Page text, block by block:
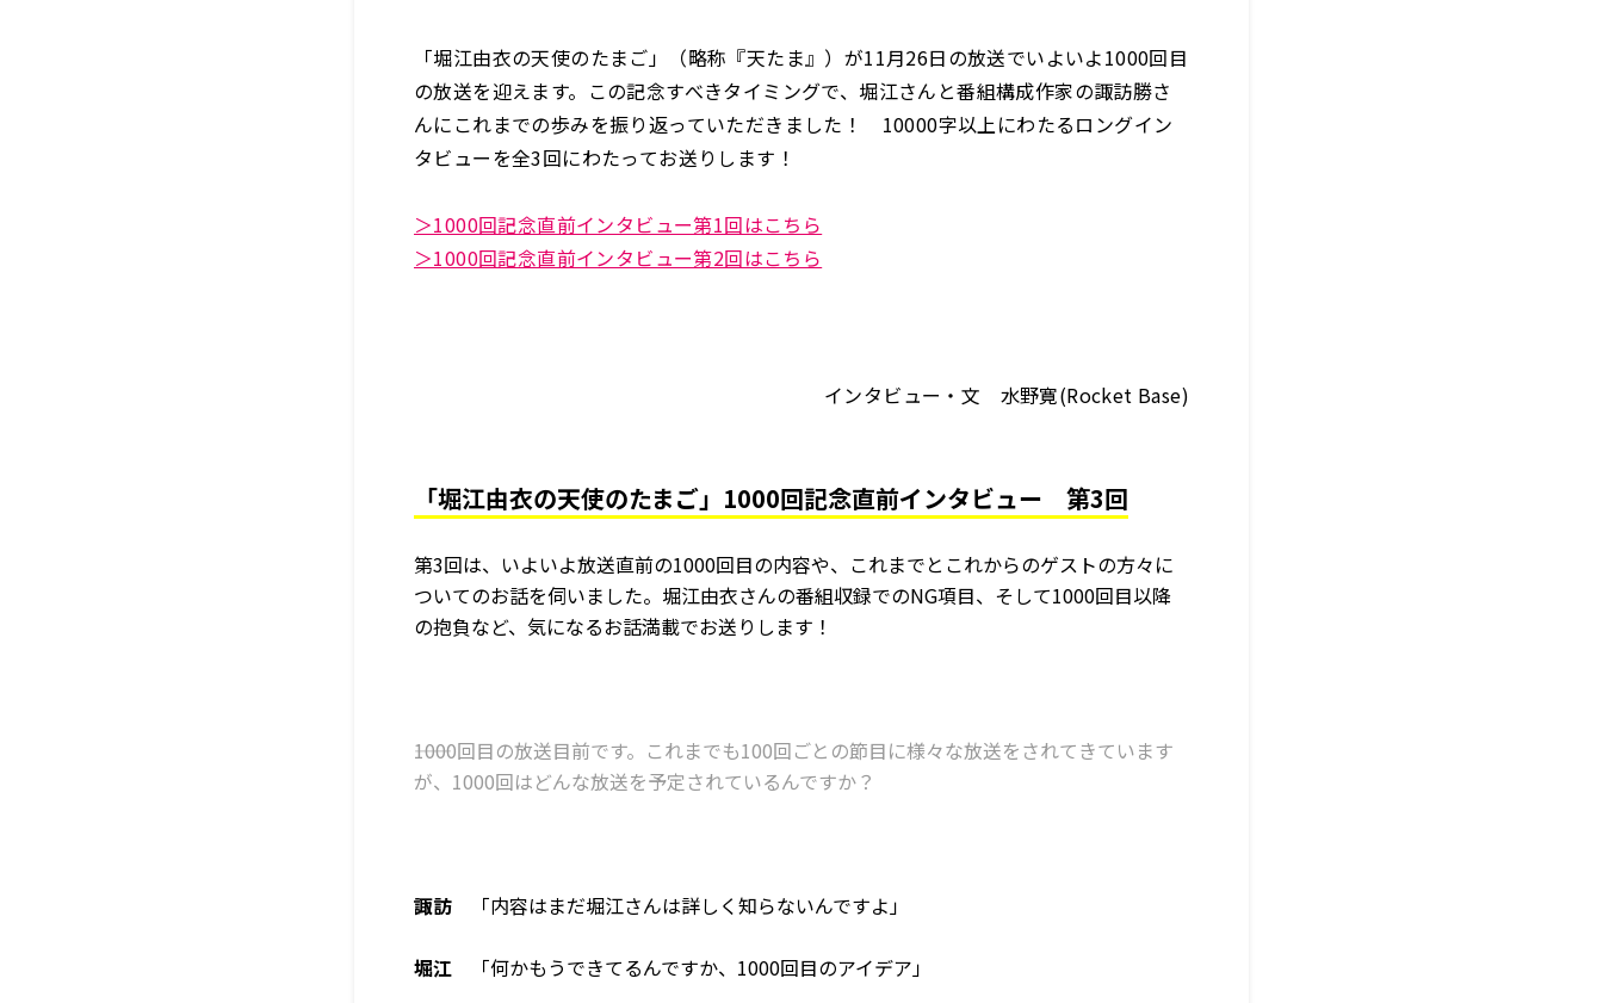
「堀江由衣の天使のたまご」（略称『天たま』）が11月26日の放送でいよいよ1000回目
の放送を迎えます。この記念すべきタイミングで、堀江さんと番組構成作家の諏訪勝さ
んにこれまでの歩みを振り返っていただきました！ 10000字以上にわたるロングイン
タビューを全3回にわたってお送りします！
＞1000回記念直前インタビュー第1回はこちら
＞1000回記念直前インタビュー第2回はこちら
インタビュー・文 水野寛(Rocket Base)
「堀江由衣の天使のたまご」1000回記念直前インタビュー 第3回
第3回は、いよいよ放送直前の1000回目の内容や、これまでとこれからのゲストの方々に
ついてのお話を伺いました。堀江由衣さんの番組収録でのNG項目、そして1000回目以降
の抱負など、気になるお話満載でお送りします！
――1000回目の放送目前です。これまでも100回ごとの節目に様々な放送をされてきています
が、1000回はどんな放送を予定されているんですか？
諏訪 「内容はまだ堀江さんは詳しく知らないんですよ」
堀江 「何かもうできてるんですか、1000回目のアイデア」